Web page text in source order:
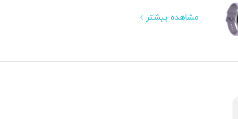
مشاهده بیشتر